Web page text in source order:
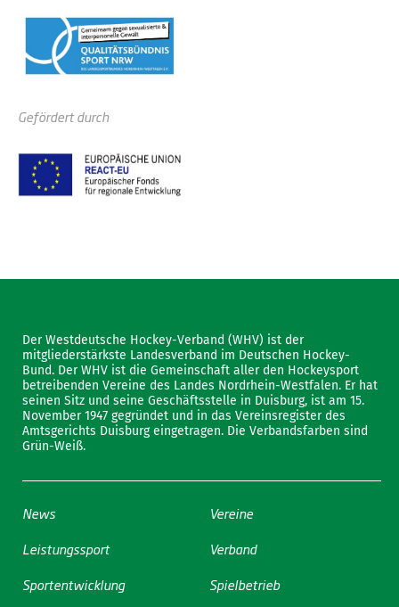
Gefördert durch
Der Westdeutsche Hockey-Verband (WHV) ist der
mitgliederstärkste Landesverband im Deutschen Hockey-
Bund. Der WHV ist die Gemeinschaft aller den Hockeysport
betreibenden Vereine des Landes Nordrhein-Westfalen. Er hat
seinen Sitz und seine Geschäftsstelle in Duisburg, ist am 15.
November 1947 gegründet und in das Vereinsregister des
Amtsgerichts Duisburg eingetragen. Die Verbandsfarben sind
Grün-Weiß.
News
Leistungssport
Sportentwicklung
Vereine
Verband
Spielbetrieb